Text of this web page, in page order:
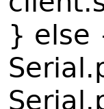
} else